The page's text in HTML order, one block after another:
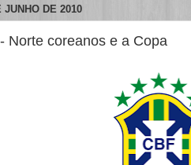
JUNHO DE 2010
Norte coreanos e a Copa